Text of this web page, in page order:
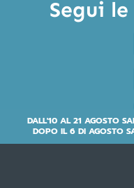
DALL'10 AL 21 AGOSTO
DOPO IL 6 DI AGOSTO
Segui